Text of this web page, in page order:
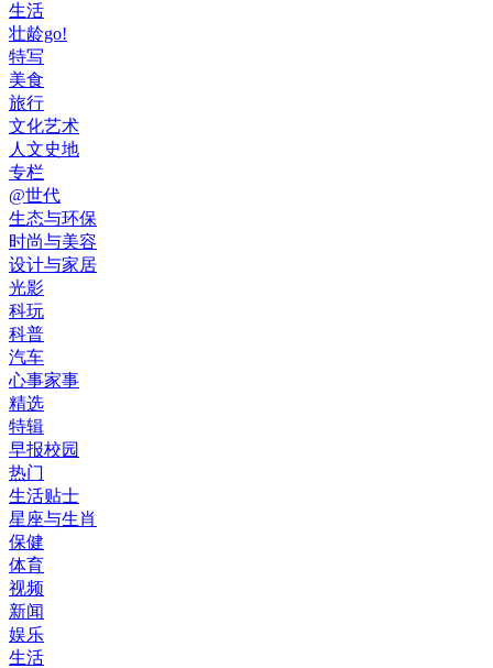
生活
壮龄go!
特写
美食
旅行
文化艺术
人文史地
专栏
@世代
生态与环保
时尚与美容
设计与家居
光影
科玩
科普
汽车
心事家事
精选
特辑
早报校园
热门
生活贴士
星座与生肖
保健
体育
视频
新闻
娱乐
生活